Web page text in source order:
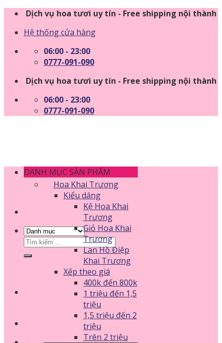
Skip
content
Dịch vụ hoa tươi uy tín - Free shipping nội thành
Hệ thống cửa hàng
06:00 - 23:00
0777-091-090
Dịch vụ hoa tươi uy tín - Free shipping nội thành
06:00 - 23:00
0777-091-090
Tìm
kiếm:
DANH MỤC SẢN PHẨM
Hoa Khai Trương
Kiểu dáng
Kệ Hoa Khai
Trương
Giỏ Hoa Khai
Trương
Lan Hồ Điệp
Khai Trương
Xếp theo giá
400k đến 800k
1 triệu đến 1,5
triệu
1,5 triệu đến 2
triệu
Trên 2 triệu